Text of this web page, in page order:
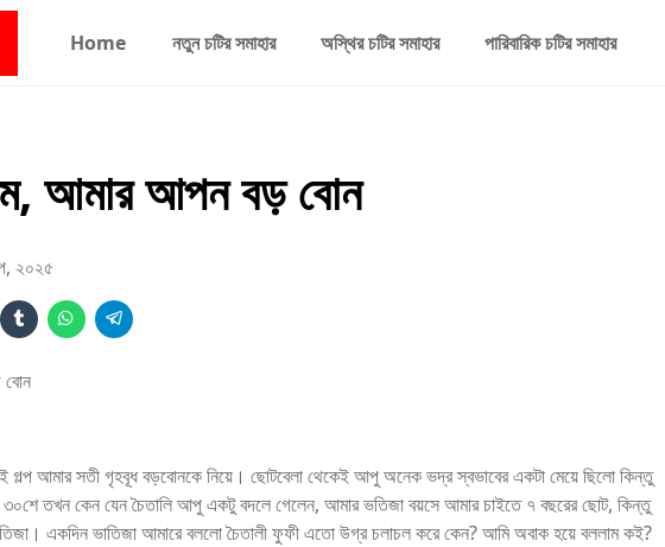
Home নতুন চটির সমাহার অস্থির চটির সমাহার পারিবারিক চটির সমাহার
আমার আপন বড় বোন
২০২৫
বোন
আমার সতী গৃহবূধ বড়বোনকে নিয়ে। ছোটবেলা থেকেই আপু অনেক ভদ্র স্বভাবের একটা মেয়ে ছিলো কিন্তু
৩০শে তখন কেন যেন চৈতালি আপু একটু বদলে গেলেন, আমার ভতিজা বয়সে আমার চাইতে ৭ বছরের ছোট, কিন্তু
একদিন ভাতিজা আমারে বললো চৈতালী ফুফী এতো উগ্র চলাচল করে কেন? আমি অবাক হয়ে বললাম কই?